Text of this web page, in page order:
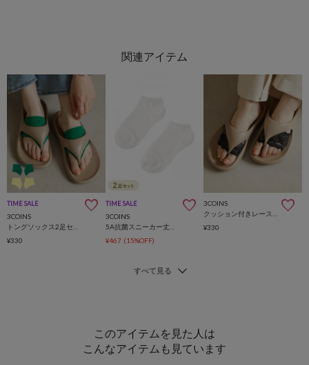
TIME SALE
3COINS
¥330
TIME SALE
3COINS
¥467 (15%OFF)
3COINS
¥330
このアイテムを見た人は
こんなアイテムも見ています